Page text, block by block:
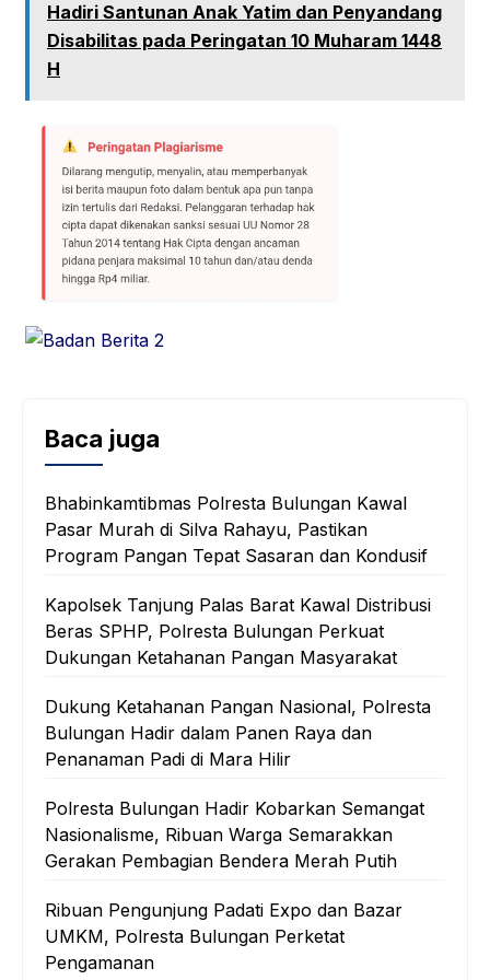
Hadiri Santunan Anak Yatim dan Penyandang
Disabilitas pada Peringatan 10 Muharam 1448
H
Baca juga
Bhabinkamtibmas Polresta Bulungan Kawal
Pasar Murah di Silva Rahayu, Pastikan
Program Pangan Tepat Sasaran dan Kondusif
Kapolsek Tanjung Palas Barat Kawal Distribusi
Beras SPHP, Polresta Bulungan Perkuat
Dukungan Ketahanan Pangan Masyarakat
Dukung Ketahanan Pangan Nasional, Polresta
Bulungan Hadir dalam Panen Raya dan
Penanaman Padi di Mara Hilir
Polresta Bulungan Hadir Kobarkan Semangat
Nasionalisme, Ribuan Warga Semarakkan
Gerakan Pembagian Bendera Merah Putih
Ribuan Pengunjung Padati Expo dan Bazar
UMKM, Polresta Bulungan Perketat
Pengamanan